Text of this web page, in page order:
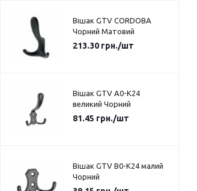
Вішак GTV CORDOBA
Чорний Матовий
213.30грн./шт
Вішак GTV A0-K24
великий Чорний
81.45 грн./шт
Вішак GTV B0-K24 малий
Чорний